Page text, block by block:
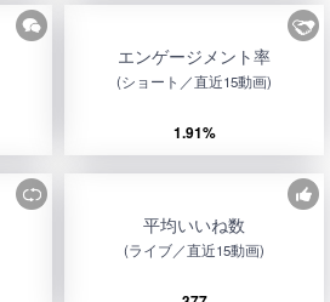
エンゲージメント率
(ショート／直近15動画)
1.91%
平均いいね数
(ライブ／直近15動画)